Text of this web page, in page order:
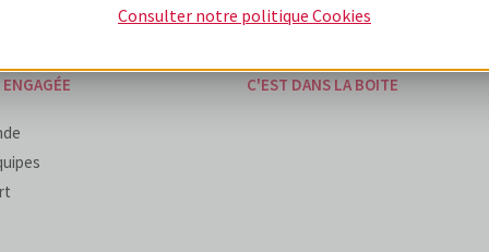
C'EST DANS LA BOITE
Consulter notre politique Cookies